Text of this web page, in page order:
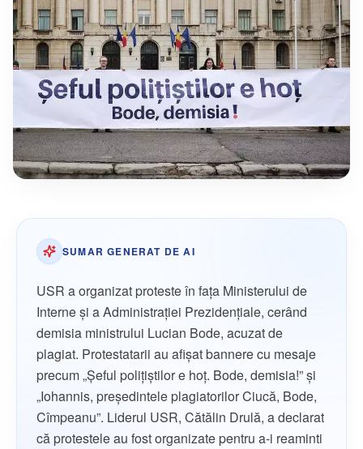
SUMAR GENERAT DE AI
USR a organizat proteste în fața Ministerului de
Interne și a Administrației Prezidențiale, cerând
demisia ministrului Lucian Bode, acuzat de
plagiat. Protestatarii au afișat bannere cu mesaje
precum „Șeful polițiștilor e hoț. Bode, demisia!” și
„Iohannis, președintele plagiatorilor Ciucă, Bode,
Cîmpeanu”. Liderul USR, Cătălin Drulă, a declarat
că protestele au fost organizate pentru a-i reaminti